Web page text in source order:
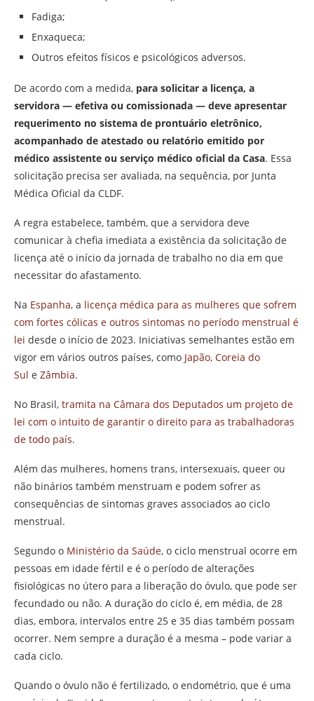
Fadiga;
Enxaqueca;
Outros efeitos físicos e psicológicos adversos.
De acordo com a medida, para solicitar a licença, a
servidora — efetiva ou comissionada — deve apresentar
requerimento no sistema de prontuário eletrônico,
acompanhado de atestado ou relatório emitido por
médico assistente ou serviço médico oficial da Casa. Essa
solicitação precisa ser avaliada, na sequência, por Junta
Médica Oficial da CLDF.
A regra estabelece, também, que a servidora deve
comunicar à chefia imediata a existência da solicitação de
licença até o início da jornada de trabalho no dia em que
necessitar do afastamento.
Na Espanha, a licença médica para as mulheres que sofrem
com fortes cólicas e outros sintomas no período menstrual é
lei desde o início de 2023. Iniciativas semelhantes estão em
vigor em vários outros países, como Japão, Coreia do
Sul e Zâmbia.
No Brasil, tramita na Câmara dos Deputados um projeto de
lei com o intuito de garantir o direito para as trabalhadoras
de todo país.
Além das mulheres, homens trans, intersexuais, queer ou
não binários também menstruam e podem sofrer as
consequências de sintomas graves associados ao ciclo
menstrual.
Segundo o Ministério da Saúde, o ciclo menstrual ocorre em
pessoas em idade fértil e é o período de alterações
fisiológicas no útero para a liberação do óvulo, que pode ser
fecundado ou não. A duração do ciclo é, em média, de 28
dias, embora, intervalos entre 25 e 35 dias também possam
ocorrer. Nem sempre a duração é a mesma – pode variar a
cada ciclo.
Quando o óvulo não é fertilizado, o endométrio, que é uma